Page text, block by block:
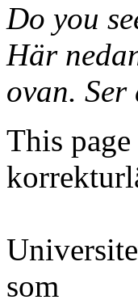
Do you
Här
ovan.
This page
som